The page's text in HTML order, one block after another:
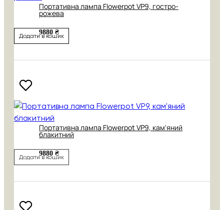
Портативна лампа Flowerpot VP9, гостро-
рожева
9880 ₴
Додати в кошик
Портативна лампа Flowerpot VP9, кам'яний
блакитний
9880 ₴
Додати в кошик